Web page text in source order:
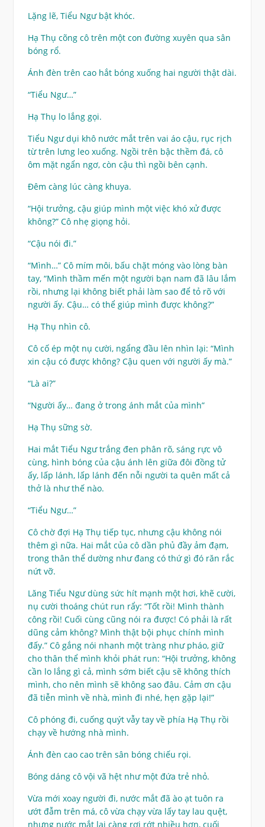
Lặng lẽ, Tiểu Ngư bật khóc.
Hạ Thụ cõng cô trên một con đường xuyên qua sân
bóng rổ.
Ánh đèn trên cao hắt bóng xuống hai người thật dài.
“Tiểu Ngư…”
Hạ Thụ lo lắng gọi.
Tiểu Ngư dụi khô nước mắt trên vai áo cậu, rục rịch
từ trên lưng leo xuống. Ngồi trên bậc thềm đá, cô
ôm mặt ngẩn ngơ, còn cậu thì ngồi bên cạnh.
Đêm càng lúc càng khuya.
“Hội trưởng, cậu giúp mình một việc khó xử được
không?” Cô nhẹ giọng hỏi.
“Cậu nói đi.”
“Mình…” Cô mím môi, bấu chặt móng vào lòng bàn
tay, “Mình thầm mến một người bạn nam đã lâu lắm
rồi, nhưng lại không biết phải làm sao để tỏ rõ với
người ấy. Cậu… có thể giúp mình được không?”
Hạ Thụ nhìn cô.
Cô cố ép một nụ cười, ngẩng đầu lên nhìn lại: “Mình
xin cậu có được không? Cậu quen với người ấy mà.”
“Là ai?”
“Người ấy… đang ở trong ánh mắt của mình”
Hạ Thụ sững sờ.
Hai mắt Tiểu Ngư trắng đen phân rõ, sáng rực vô
cùng, hình bóng của cậu ánh lên giữa đôi đồng tử
ấy, lấp lánh, lấp lánh đến nỗi người ta quên mất cả
thở là như thế nào.
“Tiểu Ngư…”
Cô chờ đợi Hạ Thụ tiếp tục, nhưng cậu không nói
thêm gì nữa. Hai mắt của cô dần phủ đầy ảm đạm,
trong thân thể dường như đang có thứ gì đó răn rắc
nứt vỡ.
Lăng Tiểu Ngư dùng sức hít mạnh một hơi, khẽ cười,
nụ cười thoáng chút run rẩy: “Tốt rồi! Mình thành
công rồi! Cuối cùng cũng nói ra được! Có phải là rất
dũng cảm không? Mình thật bội phục chính mình
đấy.” Cô gắng nói nhanh một tràng như pháo, giữ
cho thân thể mình khỏi phát run: “Hội trưởng, không
cần lo lắng gì cả, mình sớm biết cậu sẽ không thích
mình, cho nên mình sẽ không sao đâu. Cảm ơn cậu
đã tiễn mình về nhà, mình đi nhé, hẹn gặp lại!”
Cô phóng đi, cuống quýt vẫy tay về phía Hạ Thụ rồi
chạy về hướng nhà mình.
Ánh đèn cao cao trên sân bóng chiếu rọi.
Bóng dáng cô vội vã hệt như một đứa trẻ nhỏ.
Vừa mới xoay người đi, nước mắt đã ào ạt tuôn ra
ướt đẫm trên má, cô vừa chạy vừa lấy tay lau quệt,
nhưng nước mắt lại càng rơi rớt nhiều hơn, cuối